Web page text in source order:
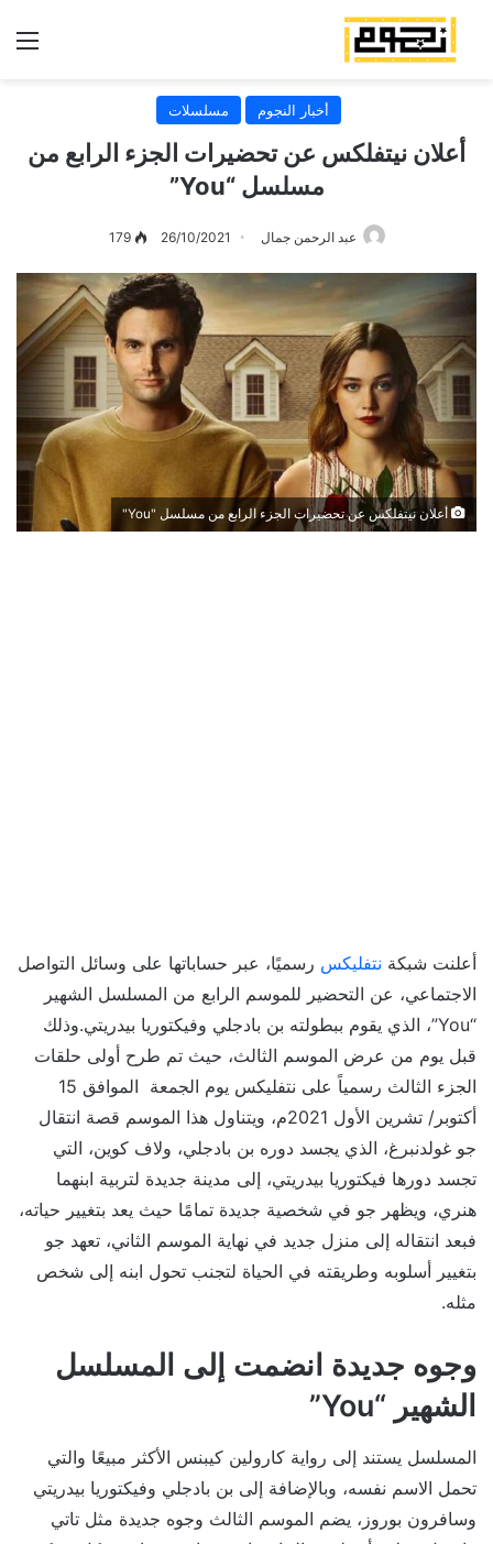
أخبار النجوم مسلسلات
أعلان نيتفلكس عن تحضيرات الجزء الرابع من
مسلسل “You”
عبد الرحمن جمال 26/10/2021
179
أعلان نيتفلكس عن تحضيرات الجزء الرابع من مسلسل "You"
أعلنت شبكة نتفليكس رسميًا، عبر حساباتها على وسائل التواصل
الاجتماعي، عن التحضير للموسم الرابع من المسلسل الشهير
“You”، الذي يقوم ببطولته بن بادجلي وفيكتوريا بيدريتي.وذلك
قبل يوم من عرض الموسم الثالث، حيث تم طرح أولى حلقات
الجزء الثالث رسمياً على نتفليكس يوم الجمعة الموافق 15
أكتوبر/ تشرين الأول 2021م، ويتناول هذا الموسم قصة انتقال
جو غولدنبرغ، الذي يجسد دوره بن بادجلي، ولاف كوين، التي
تجسد دورها فيكتوريا بيدريتي، إلى مدينة جديدة لتربية ابنهما
هنري، ويظهر جو في شخصية جديدة تمامًا حيث يعد بتغيير حياته،
فبعد انتقاله إلى منزل جديد في نهاية الموسم الثاني، تعهد جو
بتغيير أسلوبه وطريقته في الحياة لتجنب تحول ابنه إلى شخص
مثله.
وجوه جديدة انضمت إلى المسلسل
الشهير “You”
المسلسل يستند إلى رواية كارولين كيبنس الأكثر مبيعًا والتي
تحمل الاسم نفسه، وبالإضافة إلى بن بادجلي وفيكتوريا بيدريتي
وسافرون بوروز، يضم الموسم الثالث وجوه جديدة مثل تاتي